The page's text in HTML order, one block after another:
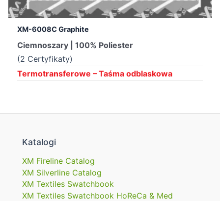
XM-6008C Graphite
Ciemnoszary | 100% Poliester
(2 Certyfikaty)
Termotransferowe – Taśma odblaskowa
Katalogi
XM Fireline Catalog
XM Silverline Catalog
XM Textiles Swatchbook
XM Textiles Swatchbook HoReCa & Med